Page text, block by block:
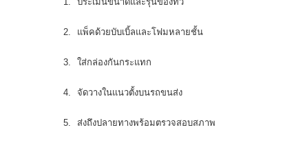
แพ็คด้วยบับเบิ้ลและโฟมหลายชั้น
ใส่กล่องกันกระแทก
จัดวางในแนวตั้งบนรถขนส่ง
ส่งถึงปลายทางพร้อมตรวจสอบสภาพ